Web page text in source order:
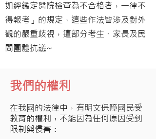
如經鑑定醫院檢查為不合格者，一律不
得報考」的規定，這些作法皆涉及對外
觀的嚴重歧視，遭部分考生、家長及民
間團體抗議~
我們的權利
在我國的法律中，有明文保障國民受
教育的權利，不能因為任何原因受到
限制與侵害：